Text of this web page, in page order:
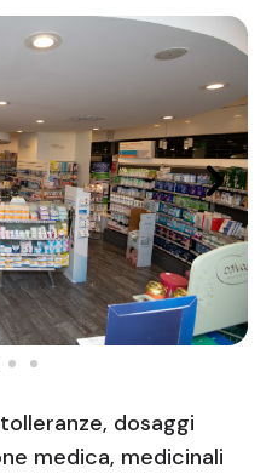
dosaggi
medica, medicinali